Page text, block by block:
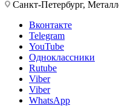
Санкт-Петербург,
Вконтакте
Telegram
YouTube
Одноклассники
Rutube
Viber
Viber
WhatsApp